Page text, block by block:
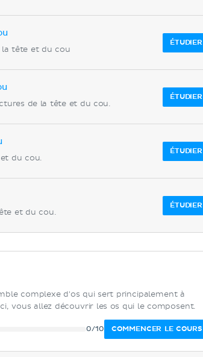
tête et du cou
ÉTUDIER
de la tête et du cou.
ÉTUDIER
du cou.
ÉTUDIER
et du cou.
ÉTUDIER
complexe d'os qui sert principalement à
vous allez découvrir les os qui le composent.
0/10 COMMENCER LE COURS